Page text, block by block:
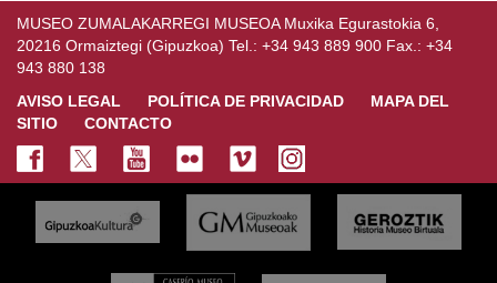
MUSEO ZUMALAKARREGI MUSEOA Muxika Egurastokia 6,
20216 Ormaiztegi (Gipuzkoa) Tel.: +34 943 889 900 Fax.: +34
943 880 138
AVISO LEGAL
POLÍTICA DE PRIVACIDAD
MAPA DEL
SITIO
CONTACTO